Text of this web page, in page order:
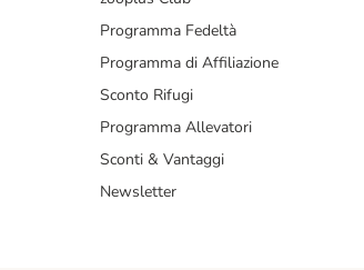
Programma Fedeltà
Programma di Affiliazione
Sconto Rifugi
Programma Allevatori
Sconti & Vantaggi
Newsletter